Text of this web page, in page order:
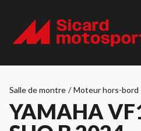
Salle de montre / Moteur hors-bord
YAMAHA